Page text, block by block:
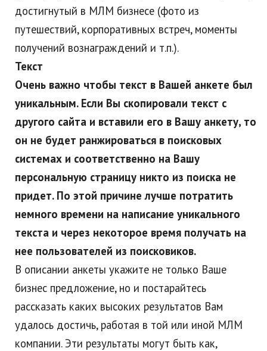
достигнутый в МЛМ бизнесе (фото из
путешествий, корпоративных встреч, моменты
получений вознаграждений и т.п.).
Текст
Очень важно чтобы текст в Вашей анкете был
уникальным. Если Вы скопировали текст с
другого сайта и вставили его в Вашу анкету, то
он не будет ранжироваться в поисковых
системах и соответственно на Вашу
персональную страницу никто из поиска не
придет. По этой причине лучше потратить
немного времени на написание уникального
текста и через некоторое время получать на
нее пользователей из поисковиков.
В описании анкеты укажите не только Ваше
бизнес предложение, но и постарайтесь
рассказать каких высоких результатов Вам
удалось достичь, работая в той или иной МЛМ
компании. Эти результаты могут быть как,